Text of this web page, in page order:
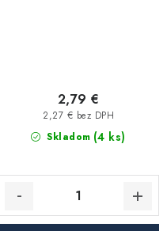
Skladom (4 ks)
2,27 € bez DPH
2,79 €